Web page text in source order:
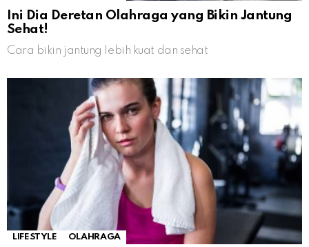
Ini Dia Deretan Olahraga yang Bikin Jantung
Sehat!
Cara bikin jantung lebih kuat dan sehat
LIFESTYLE OLAHRAGA